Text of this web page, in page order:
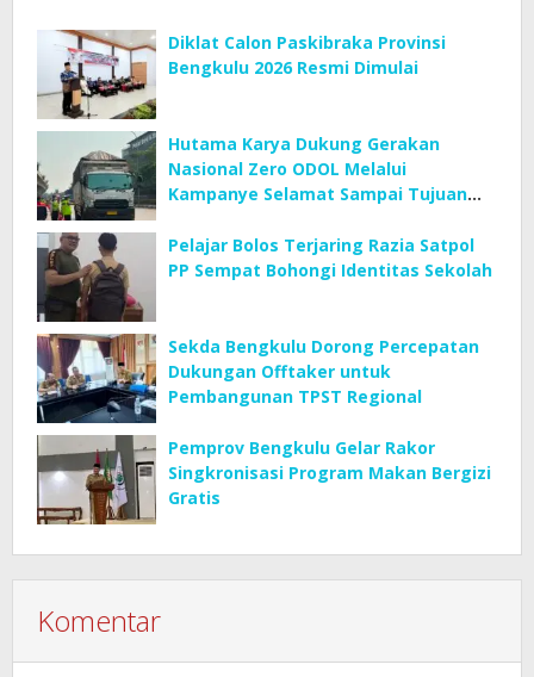
Diklat Calon Paskibraka Provinsi
Bengkulu 2026 Resmi Dimulai
Hutama Karya Dukung Gerakan
Nasional Zero ODOL Melalui
Kampanye Selamat Sampai Tujuan
Pelajar Bolos Terjaring Razia Satpol
PP Sempat Bohongi Identitas Sekolah
Sekda Bengkulu Dorong Percepatan
Dukungan Offtaker untuk
Pembangunan TPST Regional
Pemprov Bengkulu Gelar Rakor
Singkronisasi Program Makan Bergizi
Gratis
Komentar